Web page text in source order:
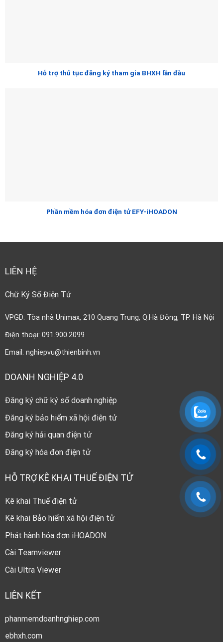
Hỗ trợ thủ tục đăng ký tham gia BHXH lần đầu
Phần mềm hóa đơn điện tử EFY-iHOADON
LIÊN HỆ
Chữ Ký Số Điện Tử
VPGD: Tòa nhà Unimax, 210 Quang Trung, Q.Hà Đông, TP. Hà Nội
Điện thoại: 091.900.2099
Email: nghiepvu@thienbinh.vn
DOANH NGHIỆP 4.0
Đăng ký chữ ký số doanh nghiệp
Đăng ký bảo hiểm xã hội điện tử
Đăng ký hải quan điện tử
Đăng ký hóa đơn điện tử
HỖ TRỢ KÊ KHAI THUẾ ĐIỆN TỬ
Kê khai Thuế điện tử
Kê khai Bảo hiểm xã hội điện tử
Phát hành hóa đơn iHOADON
Cài Teamviewer
Cài Ultra Viewer
LIÊN KẾT
phanmemdoanhnghiep.com
ebhxh.com